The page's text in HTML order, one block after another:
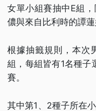
女單小組賽抽中E組
儂與來自比利時的譚蓮
根據抽籤規則，本次
組，每組皆有1名種子
賽。
其中第1、2種子所在